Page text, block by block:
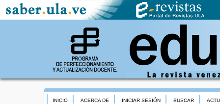
INICIO ACERCA DE INICIAR SESIÓN BUSCAR